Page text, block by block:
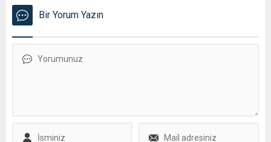
Bir Yorum Yazın